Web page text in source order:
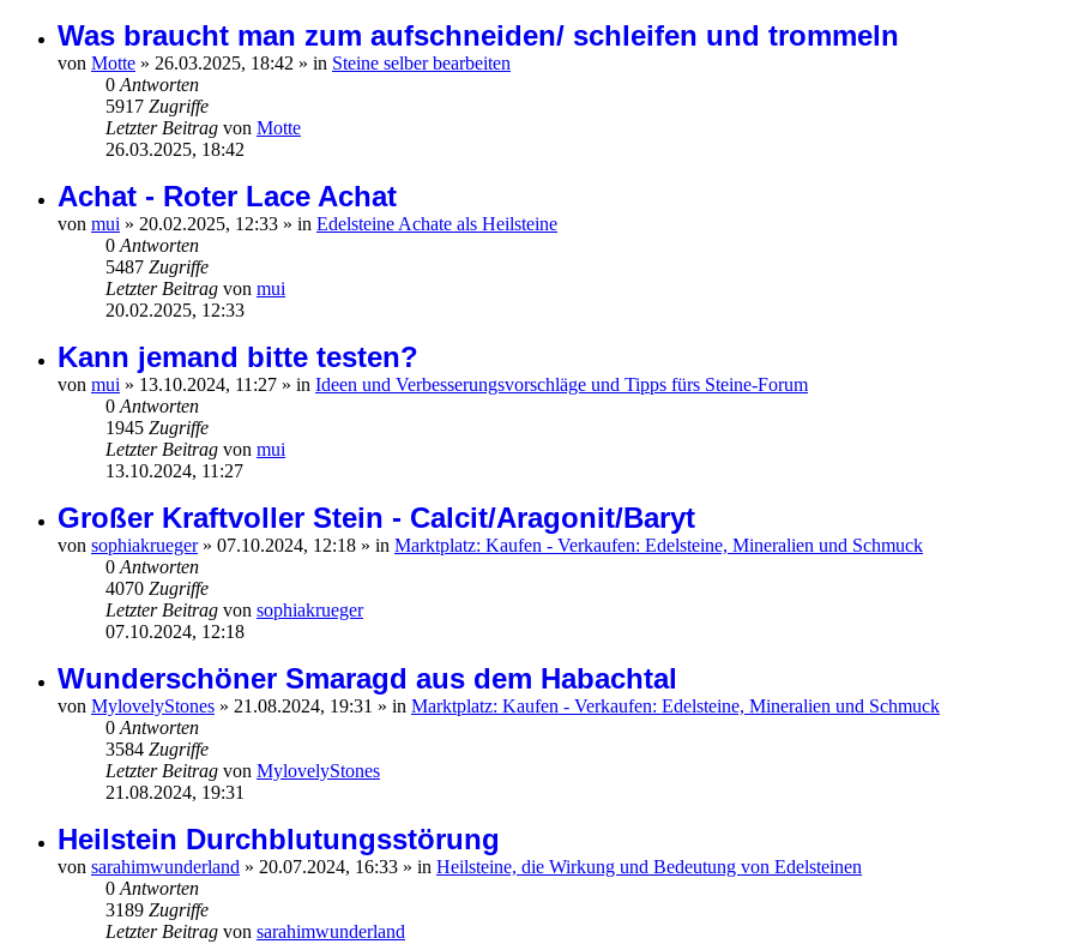
Was braucht man zum aufschneiden/ schleifen und trommeln
von Motte » 26.03.2025, 18:42 » in Steine selber bearbeiten
0 Antworten
5917 Zugriffe
Letzter Beitrag von Motte
26.03.2025, 18:42
Achat - Roter Lace Achat
von mui » 20.02.2025, 12:33 » in Edelsteine Achate als Heilsteine
0 Antworten
5487 Zugriffe
Letzter Beitrag von mui
20.02.2025, 12:33
Kann jemand bitte testen?
von mui » 13.10.2024, 11:27 » in Ideen und Verbesserungsvorschläge und Tipps fürs Steine-Forum
0 Antworten
1945 Zugriffe
Letzter Beitrag von mui
13.10.2024, 11:27
Großer Kraftvoller Stein - Calcit/Aragonit/Baryt
von sophiakrueger» 07.10.2024, 12:18 » in Marktplatz: Kaufen - Verkaufen: Edelsteine, Mineralien und Schmuck
0 Antworten
4070 Zugriffe
Letzter Beitrag von sophiakrueger
07.10.2024, 12:18
Wunderschöner Smaragd aus dem Habachtal
von MylovelyStones » 21.08.2024, 19:31 » in Marktplatz: Kaufen - Verkaufen: Edelsteine, Mineralien und Schmuck
0 Antworten
3584 Zugriffe
Letzter Beitrag von MylovelyStones
21.08.2024, 19:31
Heilstein Durchblutungsstörung
von sarahimwunderland » 20.07.2024, 16:33 » in Heilsteine, die Wirkung und Bedeutung von Edelsteinen
0 Antworten
3189 Zugriffe
Letzter Beitrag von sarahimwunderland